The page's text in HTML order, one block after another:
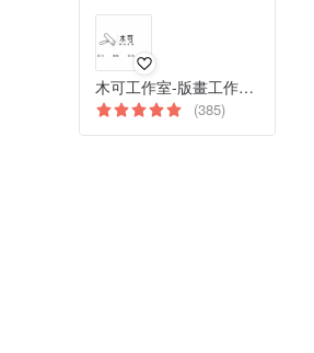
木可工作室-版畫工作室與藝術創作體驗
(385)